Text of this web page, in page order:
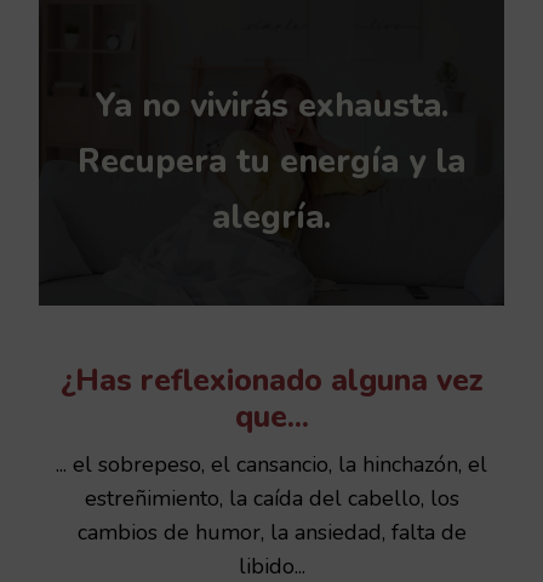
Ya no vivirás exhausta.
Recupera tu energía y la
alegría.
¿Has reflexionado alguna vez
que...
... el sobrepeso, el cansancio, la hinchazón, el
estreñimiento, la caída del cabello, los
cambios de humor, la ansiedad, falta de
libido...